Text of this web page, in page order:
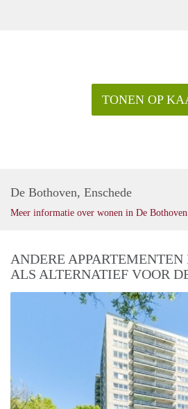
TONEN OP
De Bothoven, Enschede
Meer informatie over wonen in De Bothoven
ANDERE APPARTEMENTEN
ALS ALTERNATIEF VOOR